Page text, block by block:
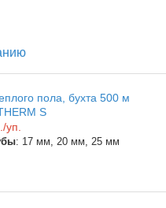
пола, бухта 500 м
S
уп.
: 17 мм, 20 мм, 25 мм